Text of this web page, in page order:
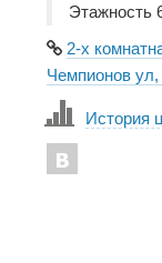
Этажность
2-х
Чемпионов
История